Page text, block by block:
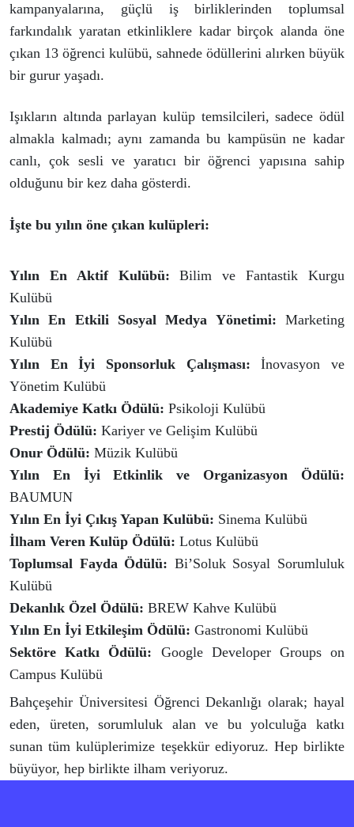
kampanyalarına, güçlü iş birliklerinden toplumsal
farkındalık yaratan etkinliklere kadar birçok alanda öne
çıkan 13 öğrenci kulübü, sahnede ödüllerini alırken büyük
bir gurur yaşadı.
Işıkların altında parlayan kulüp temsilcileri, sadece ödül
almakla kalmadı; aynı zamanda bu kampüsün ne kadar
canlı, çok sesli ve yaratıcı bir öğrenci yapısına sahip
olduğunu bir kez daha gösterdi.
İşte bu yılın öne çıkan kulüpleri:
Yılın En Aktif Kulübü: Bilim ve Fantastik Kurgu
Kulübü
Yılın En Etkili Sosyal Medya Yönetimi: Marketing
Kulübü
Yılın En İyi Sponsorluk Çalışması: İnovasyon ve
Yönetim Kulübü
Akademiye Katkı Ödülü: Psikoloji Kulübü
Prestij Ödülü: Kariyer ve Gelişim Kulübü
Onur Ödülü: Müzik Kulübü
Yılın En İyi Etkinlik ve Organizasyon Ödülü:
BAUMUN
Yılın En İyi Çıkış Yapan Kulübü: Sinema Kulübü
İlham Veren Kulüp Ödülü: Lotus Kulübü
Toplumsal Fayda Ödülü: Bi’Soluk Sosyal Sorumluluk
Kulübü
Dekanlık Özel Ödülü: BREW Kahve Kulübü
Yılın En İyi Etkileşim Ödülü: Gastronomi Kulübü
Sektöre Katkı Ödülü: Google Developer Groups on
Campus Kulübü
Bahçeşehir Üniversitesi Öğrenci Dekanlığı olarak; hayal
eden, üreten, sorumluluk alan ve bu yolculuğa katkı
sunan tüm kulüplerimize teşekkür ediyoruz. Hep birlikte
büyüyor, hep birlikte ilham veriyoruz.